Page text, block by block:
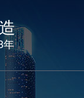
年